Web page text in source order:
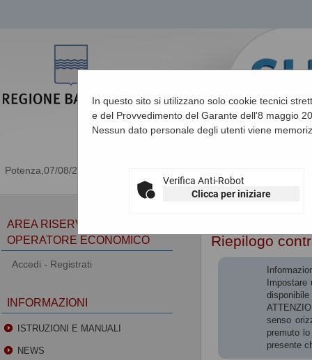
07/08/2026 16:25
Sei qui: Home»
In questo sito si utilizzano solo cookie tecnici
e del Provvedimento del Garante dell'8 maggio
Nessun dato personale degli utenti viene
Verifica Anti-Robot
Clicca per iniziare
Riepilogo
senso
premuto
presente
AREA RISERVATA
OPERATORE ECONOMICO
Accedi - Registrati
INFORMAZIONI
ISTRUZIONI E MANUALI
NEWS